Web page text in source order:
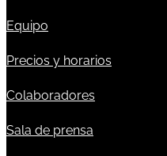
Equipo
Precios y horarios
Colaboradores
Sala de prensa